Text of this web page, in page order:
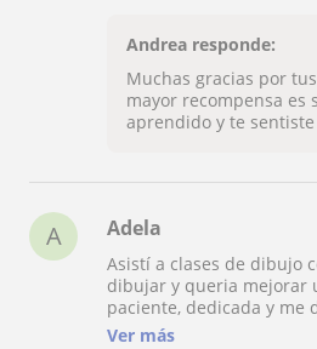
llegará muy lejos como
mucho, así que si estás
dibujar/pintar o en
que desarrollen esa
Andrea responde:
Muchas gracias por
mayor recompensa es
aprendido y te sentiste
A Adela
Asistí a clases de dibujo
dibujar y queria mejorar
paciente, dedicada y me
herramientas para
Ver más